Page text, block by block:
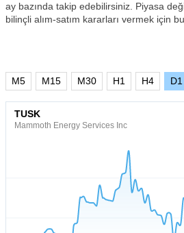
ay bazında takip edebilirsiniz. Piyasa
bilinçli alım-satım kararları vermek için
M5 M15 M30 H1 H4 D1
TUSK
Mammoth Energy Services Inc